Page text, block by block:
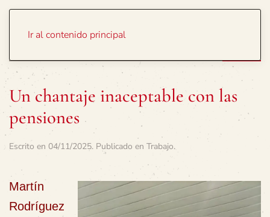
Ir al contenido principal
Un chantaje inaceptable con las
pensiones
Escrito en 04/11/2025. Publicado en Trabajo.
Martín
Rodríguez